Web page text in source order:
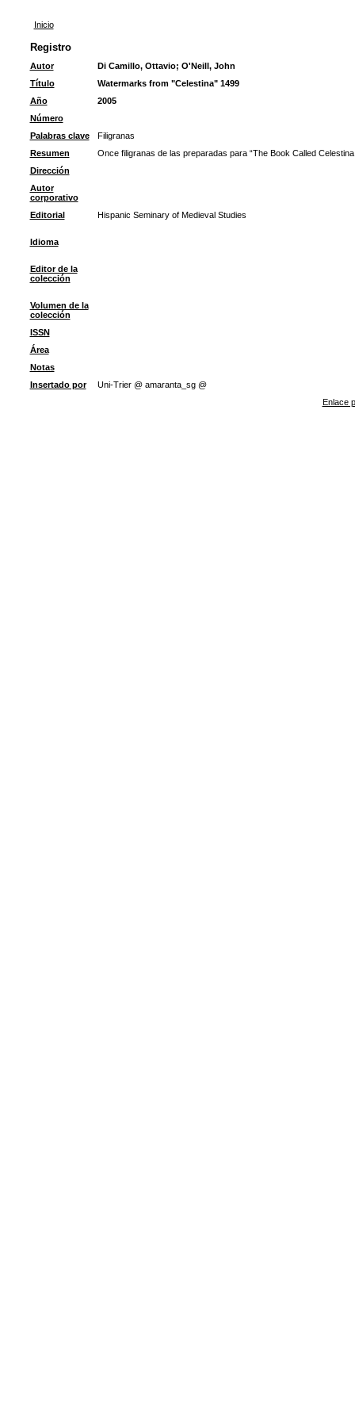
Inicio
Registro
Autor Di Camillo, Ottavio; O'Neill, John
Título
Watermarks from "Celestina" 1499
Año
2005
Número
Palabras clave
Filigranas
Resumen
Once filigranas de las preparadas para “The Book Called
Dirección
Autor
corporativo
Editorial
Hispanic Seminary of Medieval Studies
Idioma
Editor de la
colección
Volumen de la
colección
ISSN
Área
Notas
Insertado por
Uni-Trier @ amaranta_sg @
Enlace